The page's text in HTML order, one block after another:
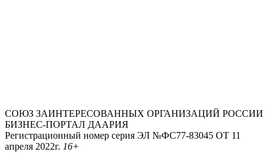
СОЮЗ ЗАИНТЕРЕСОВАННЫХ ОРГАНИЗАЦИЙ РОССИИ
БИЗНЕС-ПОРТАЛ ДААРИЯ
Регистрационный номер серия ЭЛ №ФС77-83045 ОТ 11
апреля 2022г. 16+